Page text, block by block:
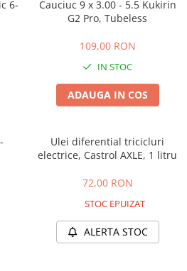
6-
Cauciuc 9 x 3.00 - 5.5 Kukirin
G2 Pro, Tubeless
109,00 RON
IN STOC
ADAUGA IN COS
Ulei diferential tricicluri
electrice, Castrol AXLE, 1 litru
72,00 RON
STOC EPUIZAT
ALERTA STOC